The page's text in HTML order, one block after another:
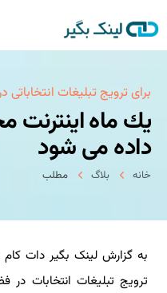
خانه
بکلینک
رپورتاژآگهی
خدمات ما
درباره ما
برای ترویج تبلیغات
یك ماه اینترنت
داده می شود
خانه بلاگ مطلب
به گزارش لینک بگیر دات
ترویج تبلیغات انتخابات